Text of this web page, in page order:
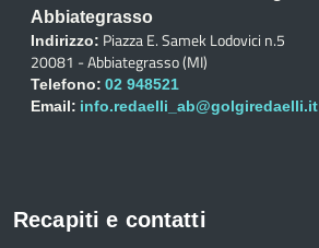
Abbiategrasso
Indirizzo: Piazza E. Samek Lodovici n.5
20081 - Abbiategrasso (MI)
Telefono: 02 948521
Email: info.redaelli_ab@golgiredaelli.it
Recapiti e contatti